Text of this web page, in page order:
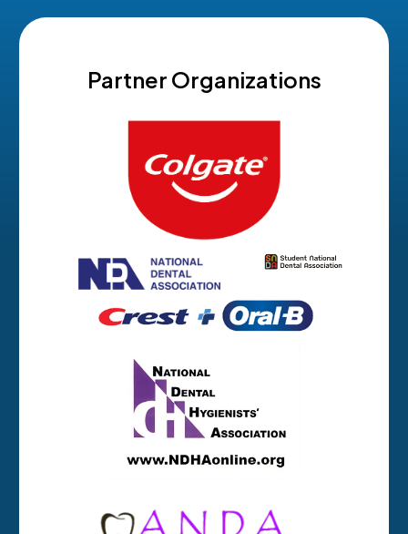
Partner Organizations